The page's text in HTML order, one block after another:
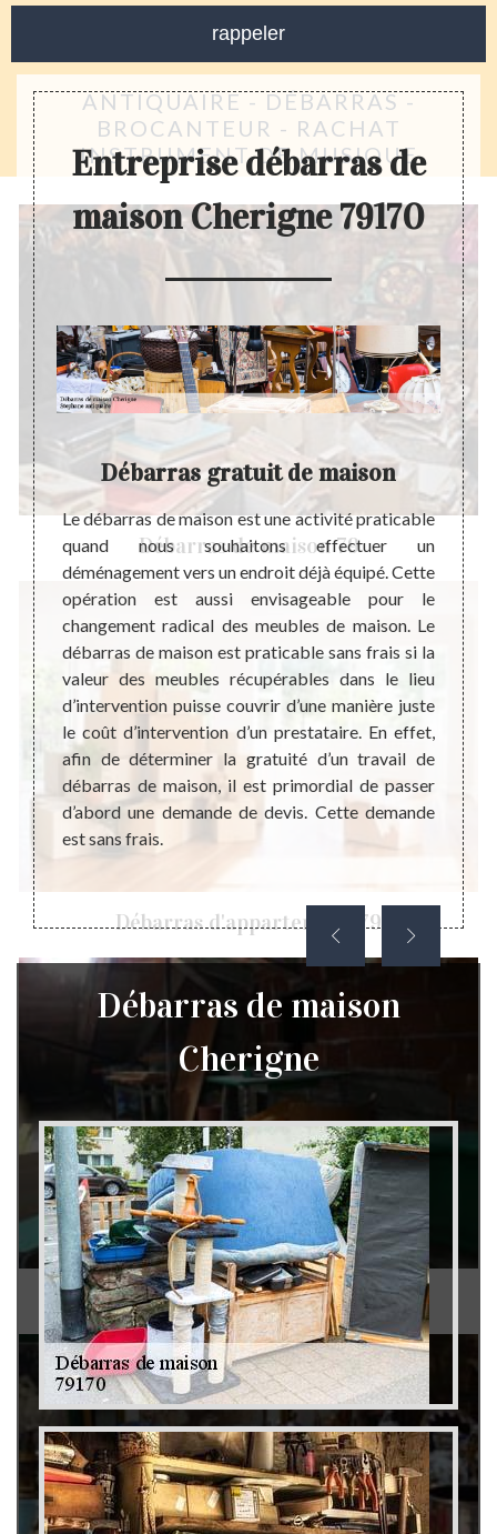
ANTIQUAIRE - DÉBARRAS -
BROCANTEUR - RACHAT
INSTRUMENT DE MUSIQUE
Débarras de maison 79
Débarras d'appartement 79
Débarras de grenier et cave 79
Entreprise débarras de
maison Cherigne 79170
à
être
ne
pas
qui
coût
Débarras gratuit de maison
Le débarras de maison est une activité praticable
quand nous souhaitons effectuer un
déménagement vers un endroit déjà équipé. Cette
opération est aussi envisageable pour le
changement radical des meubles de maison. Le
débarras de maison est praticable sans frais si la
valeur des meubles récupérables dans le lieu
d’intervention puisse couvrir d’une manière juste
le coût d’intervention d’un prestataire. En effet,
afin de déterminer la gratuité d’un travail de
débarras de maison, il est primordial de passer
d’abord une demande de devis. Cette demande
est sans frais.
Le
peut
de
Débarras de maison
Cherigne